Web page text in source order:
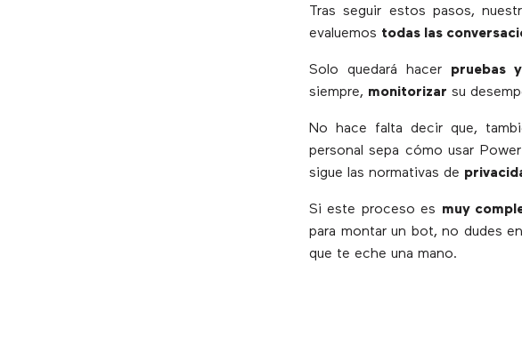
Tras seguir estos pasos,
evaluemos todas las
Solo quedará hacer pruebas
siempre, monitorizar su
No hace falta decir que,
personal sepa cómo usar
sigue las normativas de
Si este proceso es muy
para montar un bot, no dudes
que te eche una mano.